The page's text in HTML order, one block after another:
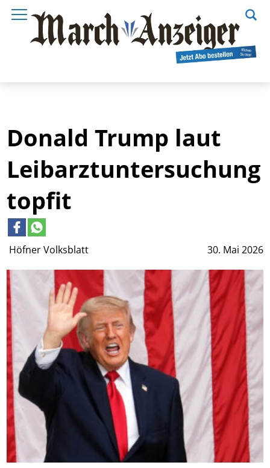
Höfner Volksblatt 30. Mai 2026
Donald Trump laut
Leibarztuntersuchung
topfit